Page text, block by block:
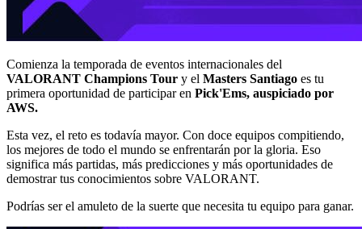
Comienza la temporada de eventos internacionales del
VALORANT Champions Tour y el Masters Santiago es tu
primera oportunidad de participar en Pick'Ems, auspiciado por
AWS.
Esta vez, el reto es todavía mayor. Con doce equipos compitiendo,
los mejores de todo el mundo se enfrentarán por la gloria. Eso
significa más partidas, más predicciones y más oportunidades de
demostrar tus conocimientos sobre VALORANT.
Podrías ser el amuleto de la suerte que necesita tu equipo para ganar.